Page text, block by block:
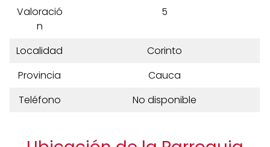
Valoració
n
5
Localidad
Corinto
Provincia
Cauca
Teléfono
No disponible